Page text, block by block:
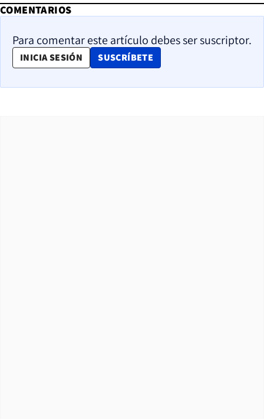
COMENTARIOS
Para comentar este artículo debes ser suscriptor.
INICIA SESIÓN SUSCRÍBETE
OPENS IN NEW WINDOW